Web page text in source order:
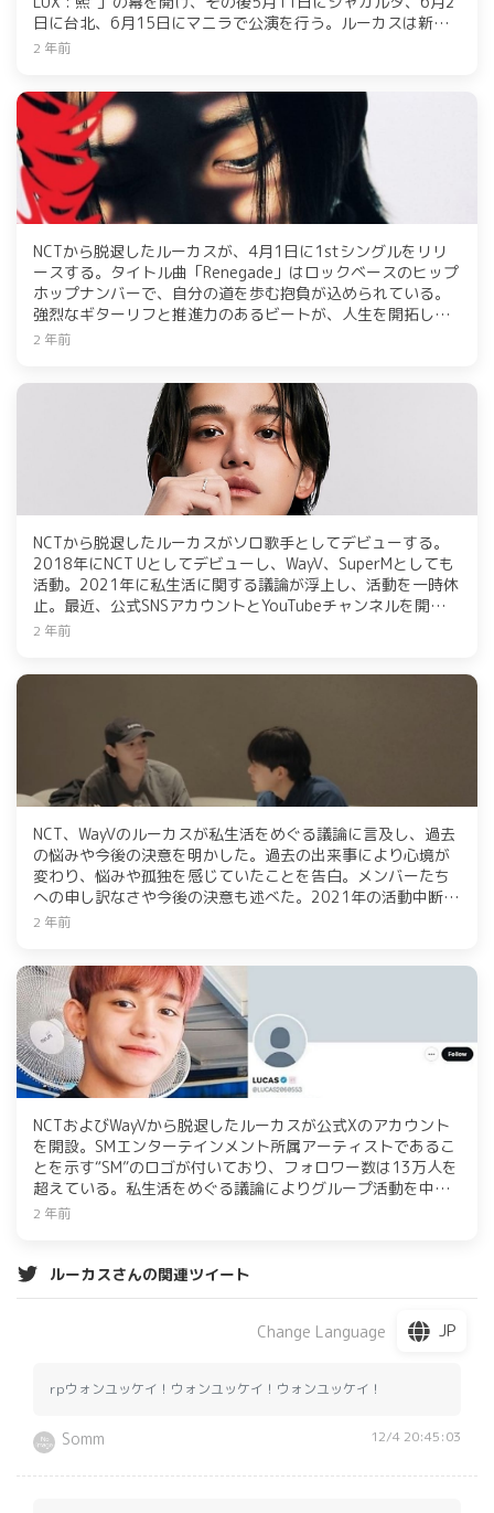
日に台北、6月15日にマニラで公演を行う。ルーカスは新し
い魅力をアピールするために様々な音楽とパフォーマンスを
2 年前
NCTから脱退したルーカスが、4月1日に1stシングルをリリ
ースする。タイトル曲「Renegade」はロックベースのヒップ
ホップナンバーで、自分の道を歩む抱負が込められている。
強烈なギターリフと推進力のあるビートが、人生を開拓して
いこうというメッセージを際立たせている。本日から予約販
2 年前
NCTから脱退したルーカスがソロ歌手としてデビューする。
2018年にNCT Uとしてデビューし、WayV、SuperMとしても
活動。2021年に私生活に関する議論が浮上し、活動を一時休
止。最近、公式SNSアカウントとYouTubeチャンネルを開設し
て近況を伝え、過去の行動について謝罪した。
2 年前
NCT、WayVのルーカスが私生活をめぐる議論に言及し、過去
の悩みや今後の決意を明かした。過去の出来事により心境が
変わり、悩みや孤独を感じていたことを告白。メンバーたち
への申し訳なさや今後の決意も述べた。2021年の活動中断
後、再開に向けての動向に注目が集まっている。
2 年前
NCTおよびWayVから脱退したルーカスが公式Xのアカウント
を開設。SMエンターテインメント所属アーティストであるこ
とを示す“SM”のロゴが付いており、フォロワー数は13万人を
超えている。私生活をめぐる議論によりグループ活動を中断
したが、活動再開の噂が広がっている。Instagramや
し、活動再開が近いと思われたが、同年5月に脱退を発表し
た。その後、ファンとのコミュニケーションのため
2 年前
ルーカスさんの関連ツイート
Change Language JP
rpウォンユッケイ！ウォンユッケイ！ウォンユッケイ！
Somm 12/4 20:45:03